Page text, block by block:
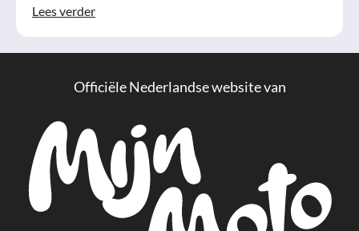
Lees verder
Officiële Nederlandse website van